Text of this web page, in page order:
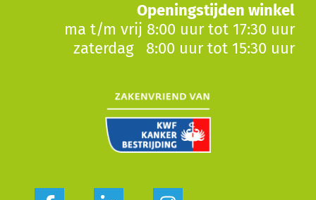
Openingstijden winkel
ma t/m vrij 8:00 uur tot 17:30 uur
zaterdag 8:00 uur tot 15:30 uur